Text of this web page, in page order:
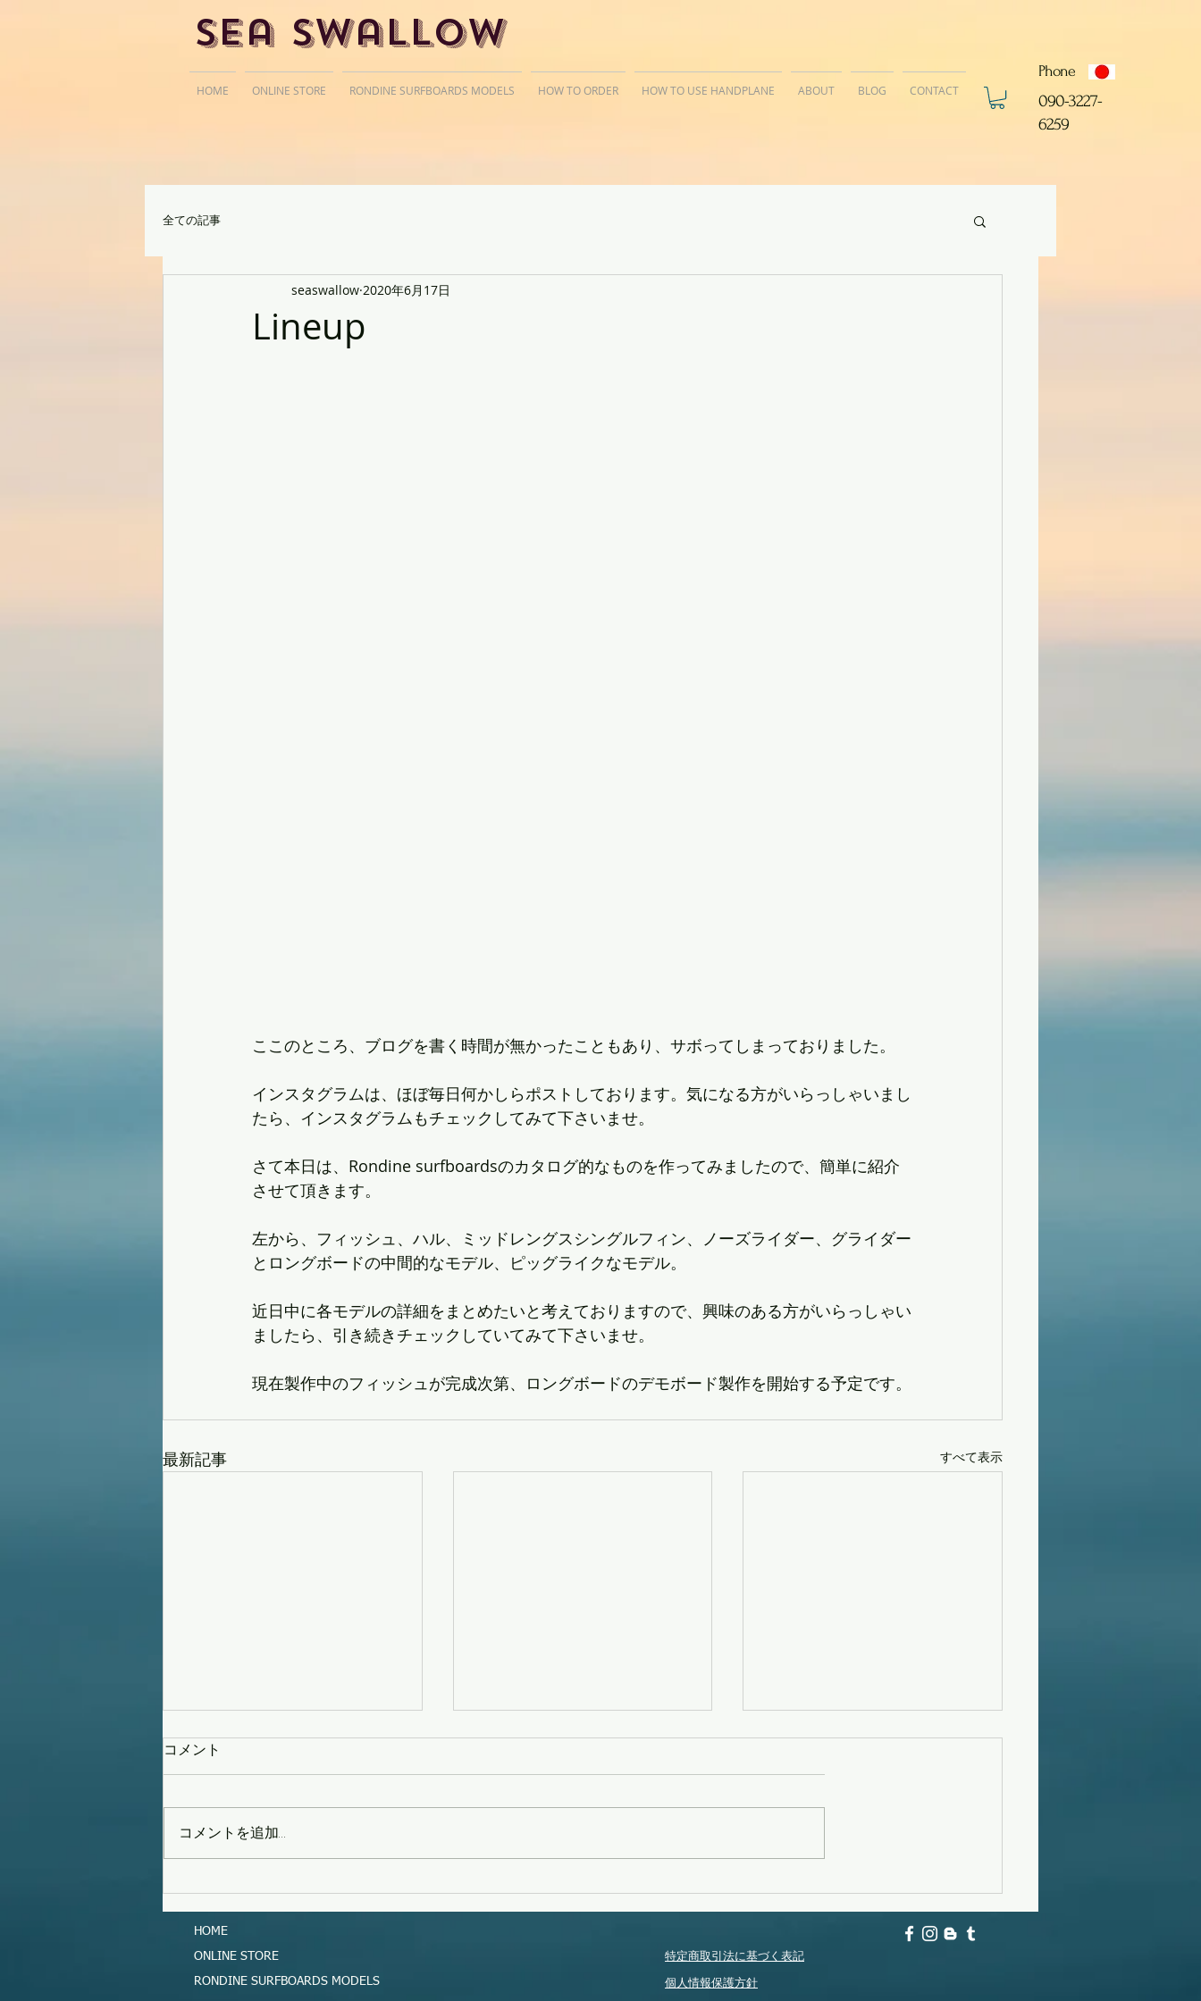
Sea Swallow
​090-3227-
6259
Phone
全ての記事
Lineup
seaswallow 2020年6月17日
ここのところ、ブログを書く時間が無かったこともあり、サボってしまっておりました。
インスタグラムは、ほぼ毎日何かしらポストしております。気になる方がいらっしゃいまし
たら、インスタグラムもチェックしてみて下さいませ。
さて本日は、Rondine surfboardsのカタログ的なものを作ってみましたので、簡単に紹介
させて頂きます。
左から、フィッシュ、ハル、ミッドレングスシングルフィン、ノーズライダー、グライダー
とロングボードの中間的なモデル、ピッグライクなモデル。
近日中に各モデルの詳細をまとめたいと考えておりますので、興味のある方がいらっしゃい
ましたら、引き続きチェックしていてみて下さいませ。
現在製作中のフィッシュが完成次第、ロングボードのデモボード製作を開始する予定です。
最新記事 すべて表示
策を練る
コメント
コメントを追加…
HOME ONLINE STORE RONDINE SURFBOARDS MODELS HOW TO ORDER HOW TO USE HANDPLANE ABOUT BLOG CONTACT
HOME
ONLINE STORE
RONDINE SURFBOARDS MODELS
特定商取引法に基づく表記
個人情報保護方針